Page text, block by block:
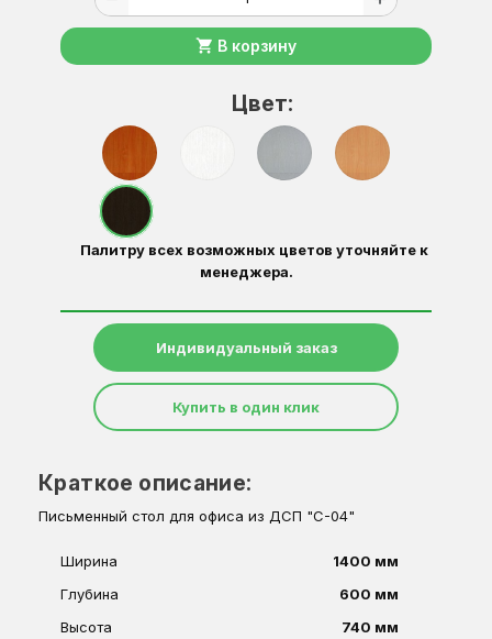
shopping_cart В корзину
Цвет:
Палитру всех возможных цветов уточняйте к
менеджера.
Индивидуальный заказ
Купить в один клик
Краткое описание:
Письменный стол для офиса из ДСП "С-04"
Ширина
1400 мм
Глубина
600 мм
Высота
740 мм